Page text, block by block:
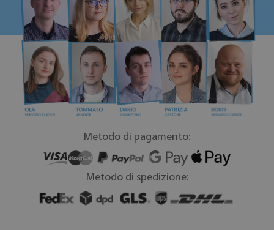
Metodo di pagamento:
Metodo di spedizione: